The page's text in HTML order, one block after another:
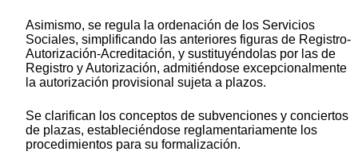
Asimismo, se regula la ordenación de los Servicios
Sociales, simplificando las anteriores figuras de Registro-
Autorización-Acreditación, y sustituyéndolas por las de
Registro y Autorización, admitiéndose excepcionalmente
la autorización provisional sujeta a plazos.
Se clarifican los conceptos de subvenciones y conciertos
de plazas, estableciéndose reglamentariamente los
procedimientos para su formalización.